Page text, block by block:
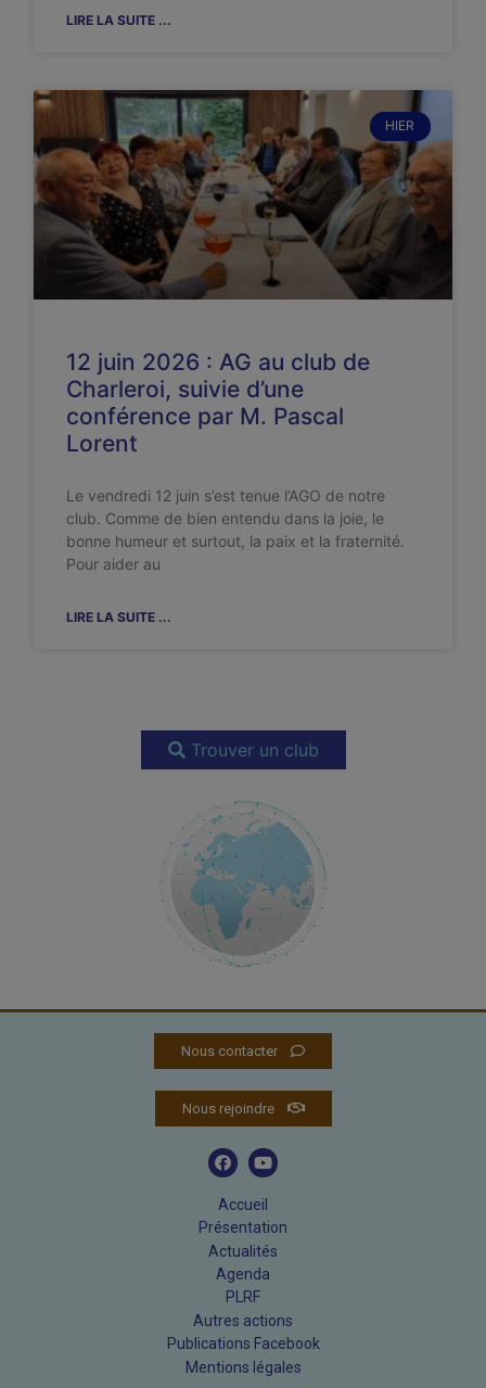
LIRE LA SUITE ...
HIER
12 juin 2026 : AG au club de
Charleroi, suivie d’une
conférence par M. Pascal
Lorent
Le vendredi 12 juin s’est tenue l’AGO de notre
club. Comme de bien entendu dans la joie, le
bonne humeur et surtout, la paix et la fraternité.
Pour aider au
LIRE LA SUITE ...
Trouver un club
Nous contacter
Nous rejoindre
Accueil
Présentation
Actualités
Agenda
PLRF
Autres actions
Publications Facebook
Mentions légales